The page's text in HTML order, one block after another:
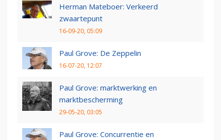
Herman Mateboer: Verkeerd
zwaartepunt
16-09-20, 05:09
Paul Grove: De Zeppelin
16-07-20, 12:07
Paul Grove: marktwerking en
marktbescherming
29-05-20, 03:05
Paul Grove: Concurrentie en